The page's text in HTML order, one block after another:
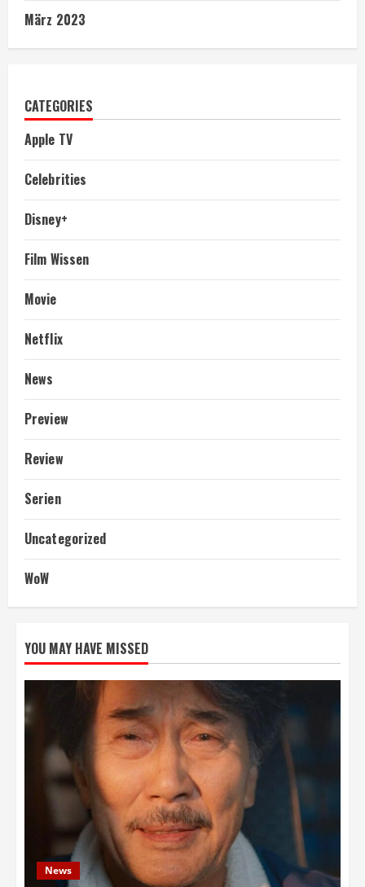
März 2023
CATEGORIES
Apple TV
Celebrities
Disney+
Film Wissen
Movie
Netflix
News
Preview
Review
Serien
Uncategorized
WoW
YOU MAY HAVE MISSED
News